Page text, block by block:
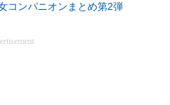
コンパニオンまとめ第2弾